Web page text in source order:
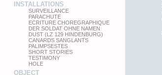
INSTALLATIONS
SURVEILLANCE
PARACHUTE
ECRITURE CHOREGRAPHIQUE
DER SOLDAT OHNE NAMEN
DUST (LZ 129 HINDENBURG)
CANARDS SANGLANTS
PALIMPSESTES
SHORT STORIES
TESTIMONY
HOLE
OBJECT